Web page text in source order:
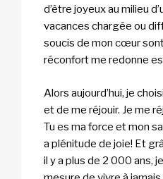
d’être joyeux au milieu
vacances chargée ou
soucis de mon cœur
réconfort me redonne
Alors aujourd’hui, je
et de me réjouir. Je me
Tu es ma force et mon
a plénitude de joie! Et
il y a plus de 2 000 ans,